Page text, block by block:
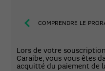
COMPRENDRE LE
Lors de votre
Caraibe, vous vous êtes
acquitté du paiement de